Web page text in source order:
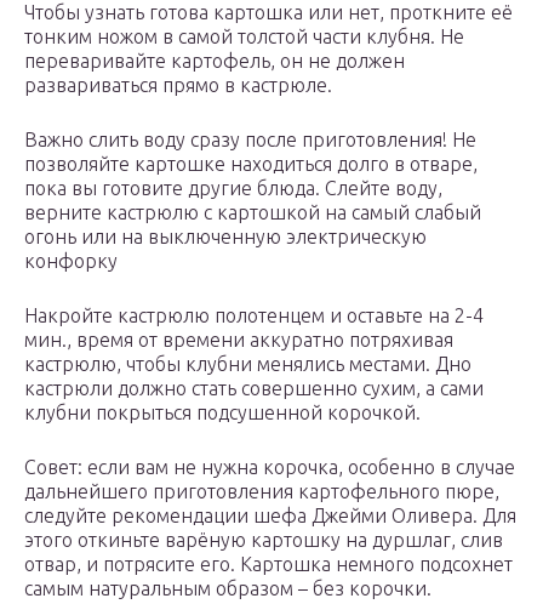
Чтобы узнать готова картошка или нет, проткните её
тонким ножом в самой толстой части клубня. Не
переваривайте картофель, он не должен
развариваться прямо в кастрюле.
Важно слить воду сразу после приготовления! Не
позволяйте картошке находиться долго в отваре,
пока вы готовите другие блюда. Слейте воду,
верните кастрюлю с картошкой на самый слабый
огонь или на выключенную электрическую
конфорку
Накройте кастрюлю полотенцем и оставьте на 2-4
мин., время от времени аккуратно потряхивая
кастрюлю, чтобы клубни менялись местами. Дно
кастрюли должно стать совершенно сухим, а сами
клубни покрыться подсушенной корочкой.
Совет: если вам не нужна корочка, особенно в случае
дальнейшего приготовления картофельного пюре,
следуйте рекомендации шефа Джейми Оливера. Для
этого откиньте варёную картошку на дуршлаг, слив
отвар, и потрясите его. Картошка немного подсохнет
самым натуральным образом – без корочки.